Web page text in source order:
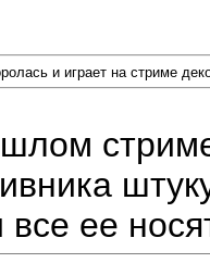
и играет на стриме
все ее